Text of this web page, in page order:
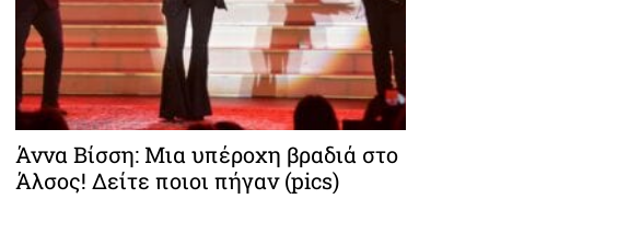
Άννα Βίσση: Μια υπέροχη βραδιά στο
Άλσος! Δείτε ποιοι πήγαν (pics)